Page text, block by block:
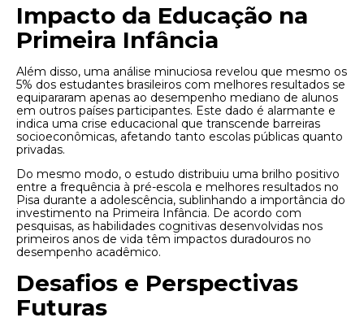
Impacto da Educação na
Primeira Infância
Além disso, uma análise minuciosa revelou que mesmo os
5% dos estudantes brasileiros com melhores resultados se
equipararam apenas ao desempenho mediano de alunos
em outros países participantes. Este dado é alarmante e
indica uma crise educacional que transcende barreiras
socioeconômicas, afetando tanto escolas públicas quanto
privadas.
Do mesmo modo, o estudo distribuiu uma brilho positivo
entre a frequência à pré-escola e melhores resultados no
Pisa durante a adolescência, sublinhando a importância do
investimento na Primeira Infância. De acordo com
pesquisas, as habilidades cognitivas desenvolvidas nos
primeiros anos de vida têm impactos duradouros no
desempenho acadêmico.
Desafios e Perspectivas
Futuras